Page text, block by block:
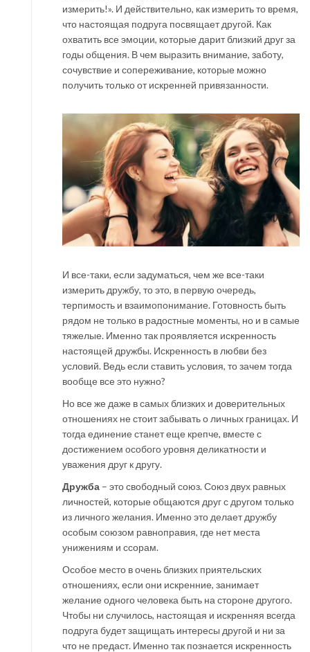
измерить!». И действительно, как измерить то время,
что настоящая подруга посвящает другой. Как
охватить все эмоции, которые дарит близкий друг за
годы общения. В чем выразить внимание, заботу,
сочувствие и сопереживание, которые можно
получить только от искренней привязанности.
И все-таки, если задуматься, чем же все-таки
измерить дружбу, то это, в первую очередь,
терпимость и взаимопонимание. Готовность быть
рядом не только в радостные моменты, но и в самые
тяжелые. Именно так проявляется искренность
настоящей дружбы. Искренность в любви без
условий. Ведь если ставить условия, то зачем тогда
вообще все это нужно?
Но все же даже в самых близких и доверительных
отношениях не стоит забывать о личных границах. И
тогда единение станет еще крепче, вместе с
достижением особого уровня деликатности и
уважения друг к другу.
Дружба – это свободный союз. Союз двух равных
личностей, которые общаются друг с другом только
из личного желания. Именно это делает дружбу
особым союзом равноправия, где нет места
унижениям и ссорам.
Особое место в очень близких приятельских
отношениях, если они искренние, занимает
желание одного человека быть на стороне другого.
Чтобы ни случилось, настоящая и искренняя всегда
подруга будет защищать интересы другой и ни за
что не предаст. Именно так познается искренность